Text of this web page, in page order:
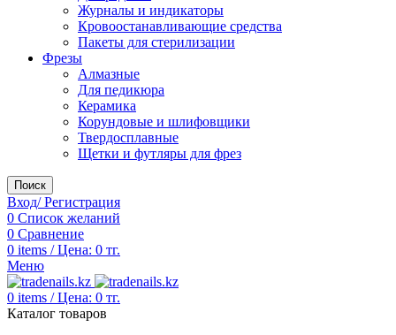
Журналы и индикаторы
Кровоостанавливающие средства
Пакеты для стерилизации
Фрезы
Алмазные
Для педикюра
Керамика
Корундовые и шлифовщики
Твердосплавные
Щетки и футляры для фрез
Поиск
Вход/ Регистрация
0 Список желаний
0 Сравнение
0 items / Цена: 0 тг.
Меню
0 items / Цена: 0 тг.
Каталог товаров